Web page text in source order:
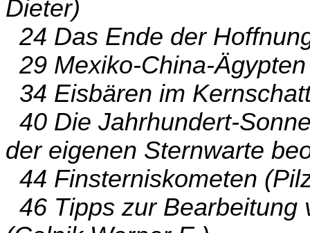
Dieter)
24 Das Ende der
29 Mexiko-China-
34 Eisbären im
40 Die Jahrhundert-
der eigenen Sternwarte
44 Finsterniskometen
46 Tipps zur Bearbeitung